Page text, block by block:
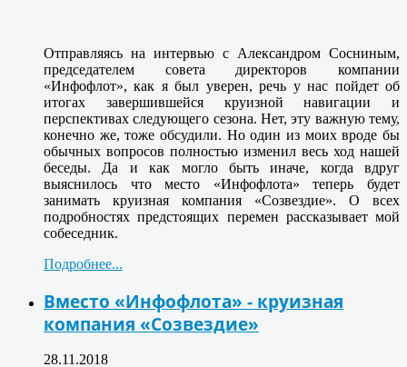
Отправляясь на интервью с Александром Сосниным,
председателем совета директоров компании
«Инфофлот», как я был уверен, речь у нас пойдет об
итогах завершившейся круизной навигации и
перспективах следующего сезона. Нет, эту важную тему,
конечно же, тоже обсудили. Но один из моих вроде бы
обычных вопросов полностью изменил весь ход нашей
беседы. Да и как могло быть иначе, когда вдруг
выяснилось что место «Инфофлота» теперь будет
занимать круизная компания «Созвездие». О всех
подробностях предстоящих перемен рассказывает мой
собеседник.
Подробнее...
Вместо «Инфофлота» - круизная
компания «Созвездие»
28.11.2018